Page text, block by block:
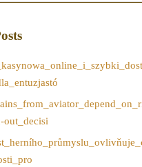
out_decisi